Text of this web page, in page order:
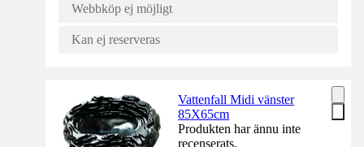
Webbköp ej möjligt
Kan ej reserveras
Vattenfall Midi vänster
85X65cm
Produkten har ännu inte
recenserats.